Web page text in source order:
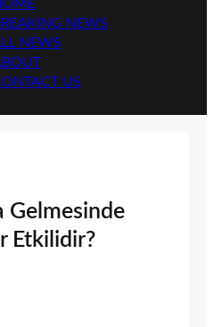
NEWS
NEWS
US
Gelmesinde
Etkilidir?